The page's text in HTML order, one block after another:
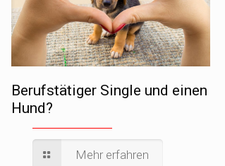
Berufstätiger Single und einen
Hund?
Mehr erfahren